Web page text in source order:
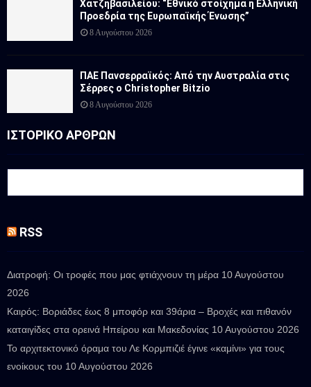
Χατζηβασιλείου: “Εθνικό στοίχημα η Ελληνική
Προεδρία της Ευρωπαϊκής Ένωσης”
8 Αυγούστου 2026
ΠΑΕ Πανσερραϊκός: Από την Αυστραλία στις
Σέρρες ο Christopher Bitzio
8 Αυγούστου 2026
ΙΣΤΟΡΙΚΟ ΑΡΘΡΩΝ
RSS
Διατροφή: Οι τροφές που μας φτιάχνουν τη μέρα 10 Αυγούστου
2026
Καιρός: Βοριάδες έως 8 μποφόρ και 39άρια – Βροχές και πιθανόν
καταιγίδες στα ορεινά Ηπείρου και Μακεδονίας 10 Αυγούστου 2026
Το αρχιτεκτονικό όραμα του Λε Κορμπιζιέ έγινε «καμίνι» για τους
ενοίκους του 10 Αυγούστου 2026